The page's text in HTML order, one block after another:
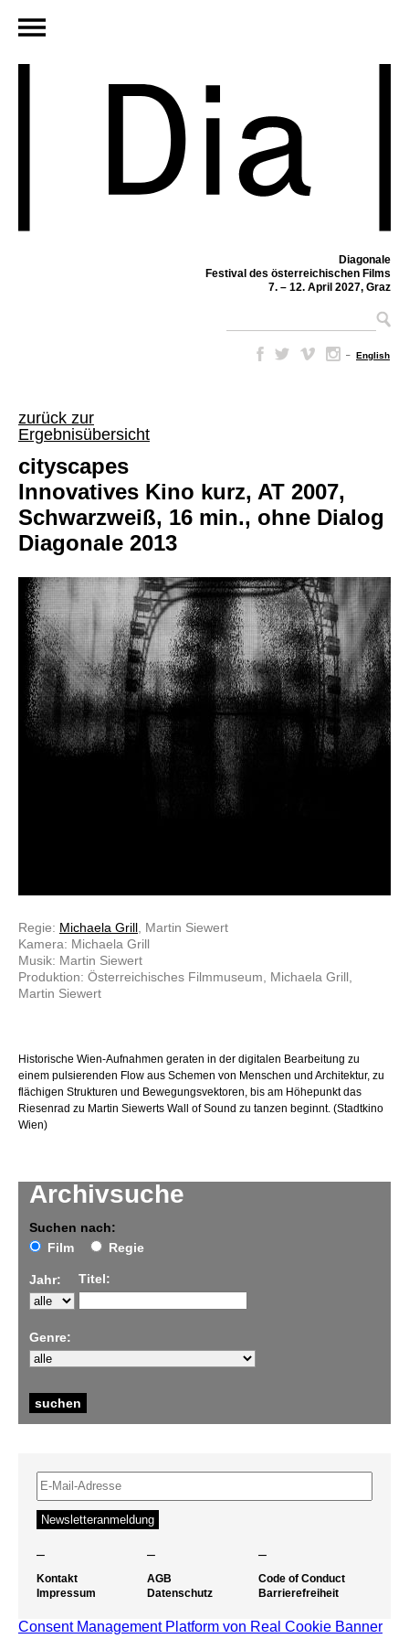
Diagonale
Festival des österreichischen Films
7. – 12. April 2027, Graz
– English
zurück zur
Ergebnisübersicht
Archivsuche
Suchen nach:
Film
Regie
Jahr: Titel:
Genre:
cityscapes
Innovatives Kino kurz, AT 2007,
Schwarzweiß, 16 min., ohne Dialog
Diagonale 2013
Regie: Michaela Grill , Martin Siewert
Kamera: Michaela Grill
Musik: Martin Siewert
Produktion: Österreichisches Filmmuseum, Michaela Grill,
Martin Siewert
Historische Wien-Aufnahmen geraten in der digitalen Bearbeitung zu
einem pulsierenden Flow aus Schemen von Menschen und Architektur, zu
flächigen Strukturen und Bewegungsvektoren, bis am Höhepunkt das
Riesenrad zu Martin Siewerts Wall of Sound zu tanzen beginnt. (Stadtkino
Wien)
– – –
Kontakt
Impressum
AGB
Datenschutz
Code of Conduct
Barrierefreiheit
Consent Management Platform von Real Cookie Banner